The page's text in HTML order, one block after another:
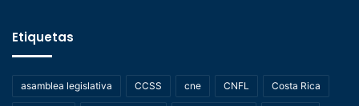
Etiquetas
asamblea legislativa CCSS cne CNFL Costa Rica